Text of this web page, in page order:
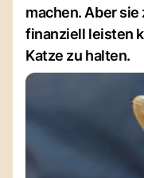
machen. Aber sie
finanziell leisten
Katze zu halten.